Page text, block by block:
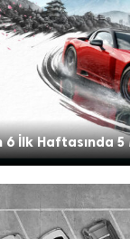
İlk Haftasında 5